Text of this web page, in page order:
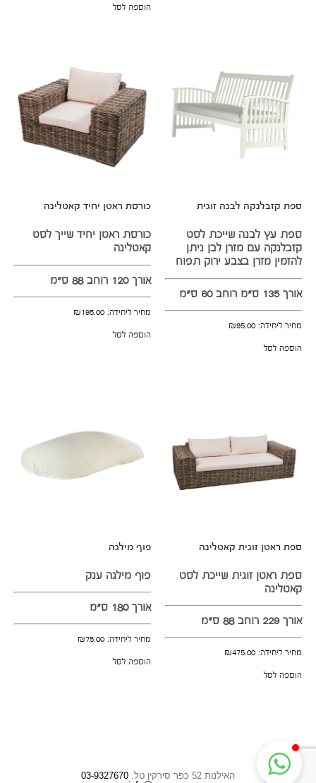
הוספה לסל
ספת קזבלנקה לבנה זוגית
ספת עץ לבנה שייכת לסט
קזבלנקה עם מזרן לבן ניתן
להזמין מזרן בצבע ירוק תפוח
אורך 135 ס"מ רוחב 60 ס"מ
מחיר ליחידה: ₪95.00
הוספה לסל
כורסת ראטן יחיד קאטלינה
כורסת ראטן יחיד שייך לסט
קאטלינה
אורך 120 רוחב 88 ס"מ
מחיר ליחידה: ₪195.00
הוספה לסל
ספת ראטן זוגית קאטלינה
ספת ראטן זוגית שייכת לסט
קאטלינה
אורך 229 רוחב 88 ס"מ
מחיר ליחידה: ₪475.00
הוספה לסל
פוף מילגה
פוף מילגה ענק
אורך 180 ס"מ
מחיר ליחידה: ₪75.00
הוספה לסל
האילנות 52 כפר סירקין טל.
03-9327670